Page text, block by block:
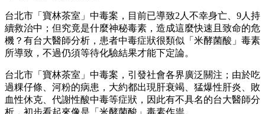
台北市「寶林茶室」中毒案，目前已導致2人不幸身亡、9人持
續救治中；但究竟是什麼神秘毒素，造成這麼快速且致命的危
機？有台大醫師分析，患者中毒症狀很類似「米酵菌酸」毒素
所導致，不過仍須等待化驗結果才能下定論。
台北市「寶林茶室」中毒案，引發社會各界廣泛關注；由於吃
過粿仔條、河粉的病患，大約都出現肝衰竭、猛爆性肝炎、敗
血性休克、代謝性酸中毒等症狀，因此有不具名的台大醫師分